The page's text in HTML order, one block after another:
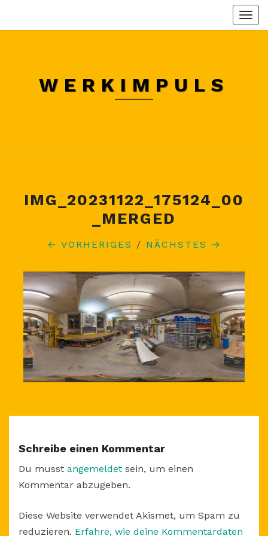
WERKIMPULS
IMG_20231122_175124_00
_MERGED
← VORHERIGES / NÄCHSTES →
Schreibe einen Kommentar
Du musst angemeldet sein, um einen
Kommentar abzugeben.
Diese Website verwendet Akismet, um Spam zu
reduzieren. Erfahre, wie deine Kommentardaten